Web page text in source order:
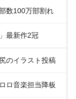
数100万部割れ
最新作2冠
のイラスト投稿
ロ音楽担当降板